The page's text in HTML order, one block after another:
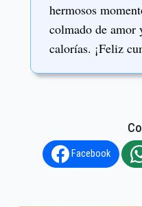
hermosos
colmado de amor
calorías. ¡Feliz
Facebook